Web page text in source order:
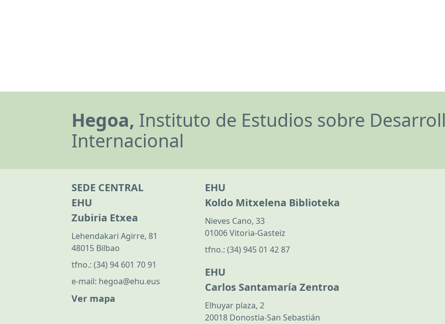
Hegoa, Instituto de Estudios sobre
Internacional
SEDE CENTRAL
EHU
Zubiria Etxea
Lehendakari Agirre, 81
48015 Bilbao
tfno.: (34) 94 601 70 91
e-mail: hegoa@ehu.eus
Ver mapa
EHU
Koldo Mitxelena Biblioteka
Nieves Cano, 33
01006 Vitoria-Gasteiz
tfno.: (34) 945 01 42 87
EHU
Carlos Santamaría Zentroa
Elhuyar plaza, 2
20018 Donostia-San Sebastián